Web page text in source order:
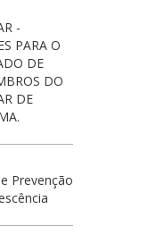
-
PARA O
DE
DO
DE
Prevenção